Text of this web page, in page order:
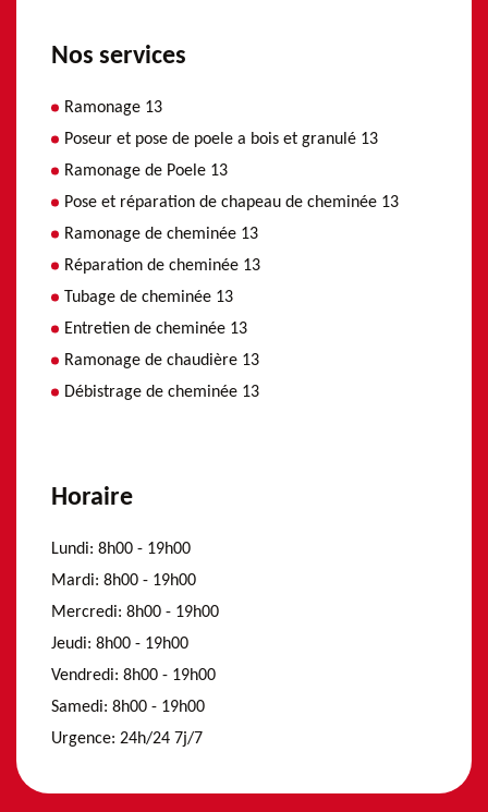
Nos services
Ramonage 13
Poseur et pose de poele a bois et granulé 13
Ramonage de Poele 13
Pose et réparation de chapeau de cheminée 13
Ramonage de cheminée 13
Réparation de cheminée 13
Tubage de cheminée 13
Entretien de cheminée 13
Ramonage de chaudière 13
Débistrage de cheminée 13
Horaire
Lundi: 8h00 - 19h00
Mardi: 8h00 - 19h00
Mercredi: 8h00 - 19h00
Jeudi: 8h00 - 19h00
Vendredi: 8h00 - 19h00
Samedi: 8h00 - 19h00
Urgence: 24h/24 7j/7